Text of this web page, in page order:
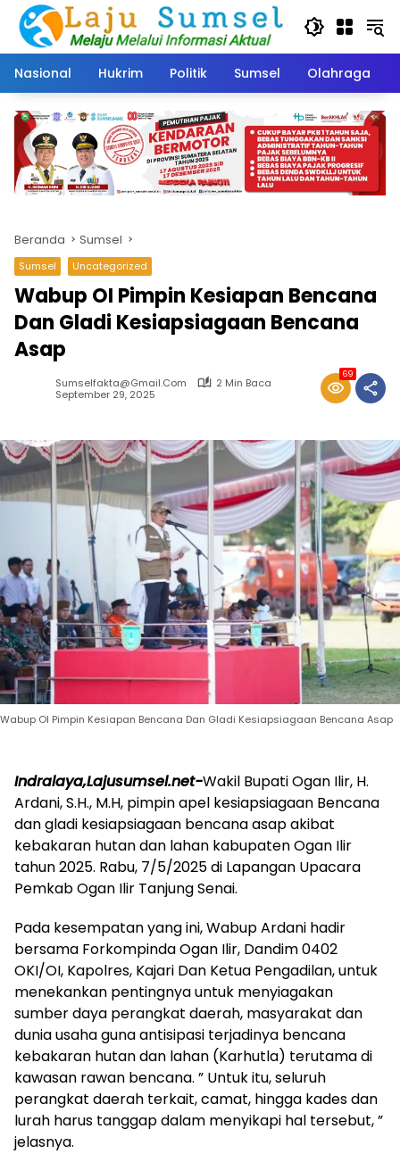
Langsung
konten
Nasional
Hukrim Politik Sumsel Olahraga
Beranda Sumsel
Sumsel Uncategorized
Wabup OI Pimpin Kesiapan Bencana
Dan Gladi Kesiapsiagaan Bencana
Asap
Sumselfakta@gmail.com
2 Min Baca
September 29, 2025
69
Wabup OI Pimpin Kesiapan Bencana Dan Gladi Kesiapsiagaan Bencana Asap
Indralaya,Lajusumsel.net-Wakil Bupati Ogan Ilir, H.
Ardani, S.H., M.H, pimpin apel kesiapsiagaan Bencana
dan gladi kesiapsiagaan bencana asap akibat
kebakaran hutan dan lahan kabupaten Ogan Ilir
tahun 2025. Rabu, 7/5/2025 di Lapangan Upacara
Pemkab Ogan Ilir Tanjung Senai.
Pada kesempatan yang ini, Wabup Ardani hadir
bersama Forkompinda Ogan Ilir, Dandim 0402
OKI/OI, Kapolres, Kajari Dan Ketua Pengadilan, untuk
menekankan pentingnya untuk menyiagakan
sumber daya perangkat daerah, masyarakat dan
dunia usaha guna antisipasi terjadinya bencana
kebakaran hutan dan lahan (Karhutla) terutama di
kawasan rawan bencana. ” Untuk itu, seluruh
perangkat daerah terkait, camat, hingga kades dan
lurah harus tanggap dalam menyikapi hal tersebut, ”
jelasnya.